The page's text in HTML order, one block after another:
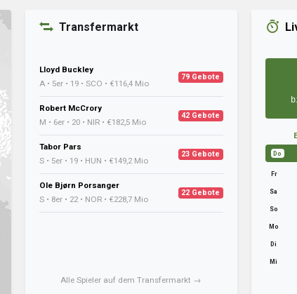
Transfermarkt
Lloyd Buckley
A • 5er • 19 • SCO • €116,4 Mio
79 Gebote
Robert McCrory
M • 6er • 20 • NIR • €182,5 Mio
42 Gebote
Tabor Pars
S • 5er • 19 • HUN • €149,2 Mio
23 Gebote
Ole Bjørn Porsanger
S • 8er • 22 • NOR • €228,7 Mio
22 Gebote
Alle Spieler auf dem Transfermarkt →
Do
Fr
Sa
So
Mo
Di
Mi